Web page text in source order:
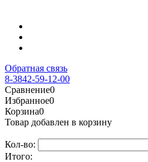
Обратная связь
8-3842-59-12-00
Сравнение0
Избранное0
Корзина0
Товар добавлен в корзину
Кол-во:
Итого: